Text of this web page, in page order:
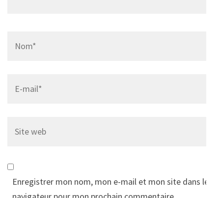
web
Enregistrer mon nom, mon e-mail et mon site dans le